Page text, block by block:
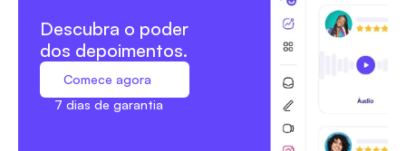
Descubra o poder
Comece agora
7 dias de garantia